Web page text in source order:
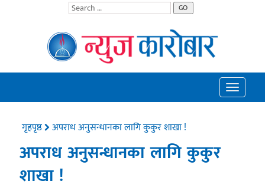
GO
Toggle
गृहपृष्ठ अपराध अनुसन्धानका लागि कुकुर शाखा !
अपराध अनुसन्धानका लागि कुकुर
शाखा !